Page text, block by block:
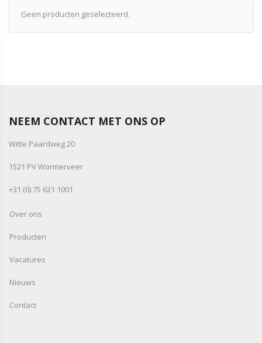
Geen producten geselecteerd.
NEEM CONTACT MET ONS OP
Witte Paardweg 20
1521 PV Wormerveer
+31 (0) 75 621 1001
Over ons
Producten
Vacatures
Nieuws
Contact